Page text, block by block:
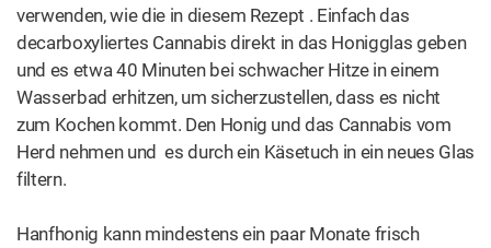
verwenden, wie die in diesem Rezept . Einfach das
decarboxyliertes Cannabis direkt in das Honigglas geben
und es etwa 40 Minuten bei schwacher Hitze in einem
Wasserbad erhitzen, um sicherzustellen, dass es nicht
zum Kochen kommt. Den Honig und das Cannabis vom
Herd nehmen und es durch ein Käsetuch in ein neues Glas
filtern.
Hanfhonig kann mindestens ein paar Monate frisch